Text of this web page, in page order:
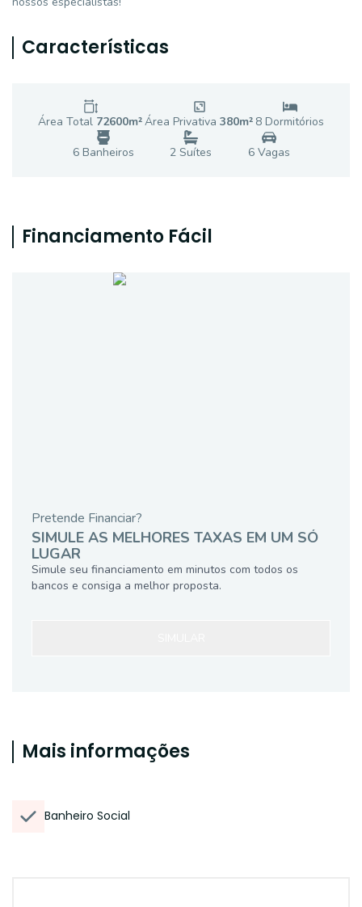
Características
Área Total 72600m²Área Privativa 380m² 8 Dormitórios
6Banheiros 2 Suítes 6Vagas
Financiamento Fácil
Pretende Financiar?
SIMULE AS MELHORES TAXAS EM UM SÓ
LUGAR
Simule seu financiamento em minutos com todos os
bancos e consiga a melhor proposta.
Mais informações
Banheiro Social